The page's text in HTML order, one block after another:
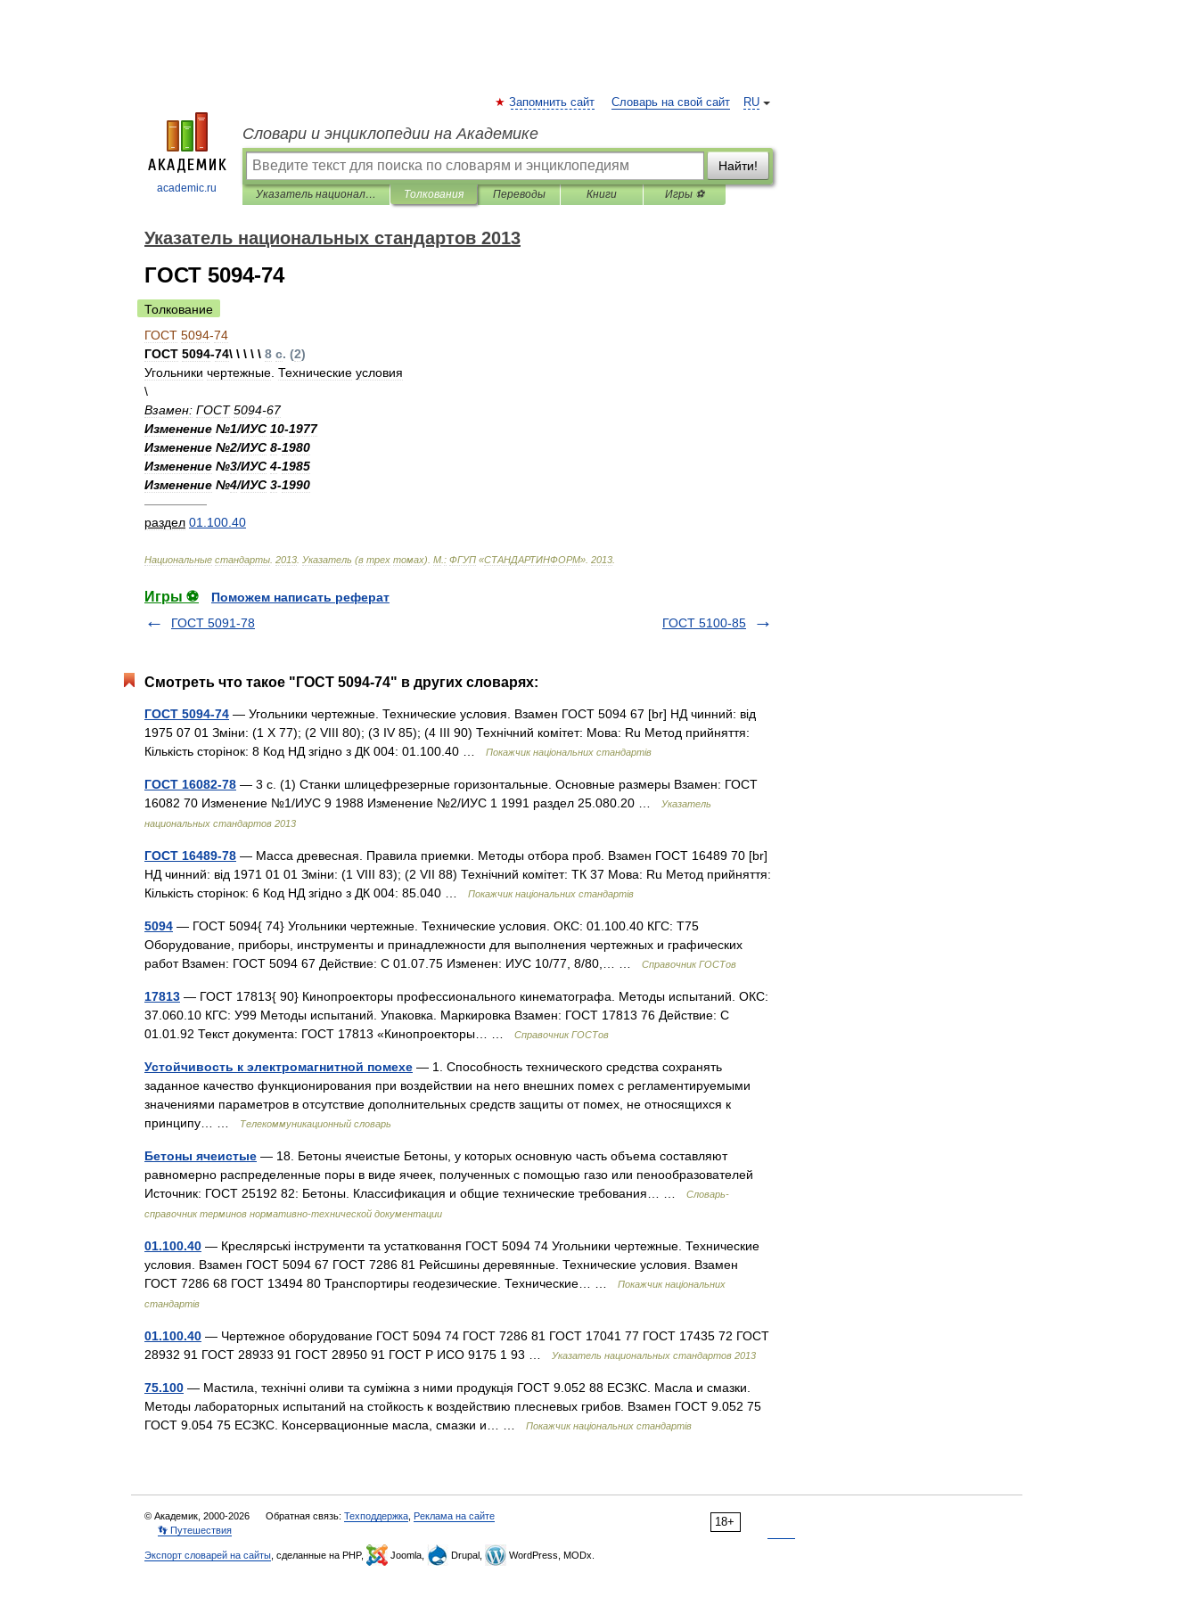
academic.ru
RU
Запомнить сайт Словарь на свой сайт
Словари и энциклопедии на Академике
Найти!
Указатель национальных стандартов 2013 Толкования Переводы Книги Игры ⚽
Указатель национальных стандартов 2013
ГОСТ 5094-74
Толкование
ГОСТ 5094-74
ГОСТ 5094-74\ \ \ \ \ 8 с. (2)
Угольники чертежные Технические условия
\
Взамен: ГОСТ 5094-67
Изменение №1/ИУС 10-1977
Изменение №2/ИУС 8-1980
Изменение №3/ИУС 4-1985
Изменение №4/ИУС 3-1990
—————
раздел 01 100 40
Национальные стандарты 2013 Указатель (в трех томах). М : ФГУП «СТАНДАРТИНФОРМ» 2013
Игры ⚽
Поможем написать реферат
ГОСТ 5091-78
ГОСТ 5100-85
Смотреть что такое "ГОСТ 5094-74" в других словарях:
ГОСТ 5094-74 — Угольники чертежные. Технические условия. Взамен ГОСТ 5094 67 [br] НД чинний: від
1975 07 01 Зміни: (1 X 77); (2 VIII 80); (3 IV 85); (4 III 90) Технічний комітет: Мова: Ru Метод прийняття:
Кількість сторінок: 8 Код НД згідно з ДК 004: 01.100.40 …
Покажчик національних стандартів
ГОСТ 16082-78 — 3 с. (1) Станки шлицефрезерные горизонтальные. Основные размеры Взамен: ГОСТ
16082 70 Изменение №1/ИУС 9 1988 Изменение №2/ИУС 1 1991 раздел 25.080.20 …
Указатель
национальных стандартов 2013
ГОСТ 16489-78 — Масса древесная. Правила приемки. Методы отбора проб. Взамен ГОСТ 16489 70 [br]
НД чинний: від 1971 01 01 Зміни: (1 VIII 83); (2 VII 88) Технічний комітет: ТК 37 Мова: Ru Метод прийняття:
Кількість сторінок: 6 Код НД згідно з ДК 004: 85.040 …
Покажчик національних стандартів
5094 — ГОСТ 5094{ 74} Угольники чертежные. Технические условия. ОКС: 01.100.40 КГС: Т75
Оборудование, приборы, инструменты и принадлежности для выполнения чертежных и графических
работ Взамен: ГОСТ 5094 67 Действие: С 01.07.75 Изменен: ИУС 10/77, 8/80,… …
Справочник ГОСТов
17813 — ГОСТ 17813{ 90} Кинопроекторы профессионального кинематографа. Методы испытаний. ОКС:
37.060.10 КГС: У99 Методы испытаний. Упаковка. Маркировка Взамен: ГОСТ 17813 76 Действие: С
01.01.92 Текст документа: ГОСТ 17813 «Кинопроекторы… …
Справочник ГОСТов
Устойчивость к электромагнитной помехе — 1. Способность технического средства сохранять
заданное качество функционирования при воздействии на него внешних помех с регламентируемыми
значениями параметров в отсутствие дополнительных средств защиты от помех, не относящихся к
принципу… …
Телекоммуникационный словарь
Бетоны ячеистые — 18. Бетоны ячеистые Бетоны, у которых основную часть объема составляют
равномерно распределенные поры в виде ячеек, полученных с помощью газо или пенообразователей
Источник: ГОСТ 25192 82: Бетоны. Классификация и общие технические требования… …
Словарь-
справочник терминов нормативно-технической документации
01.100.40 — Креслярські інструменти та устатковання ГОСТ 5094 74 Угольники чертежные. Технические
условия. Взамен ГОСТ 5094 67 ГОСТ 7286 81 Рейсшины деревянные. Технические условия. Взамен
ГОСТ 7286 68 ГОСТ 13494 80 Транспортиры геодезические. Технические… …
Покажчик національних
стандартів
01.100.40 — Чертежное оборудование ГОСТ 5094 74 ГОСТ 7286 81 ГОСТ 17041 77 ГОСТ 17435 72 ГОСТ
28932 91 ГОСТ 28933 91 ГОСТ 28950 91 ГОСТ Р ИСО 9175 1 93 …
Указатель национальных стандартов 2013
75.100 — Мастила, технічні оливи та суміжна з ними продукція ГОСТ 9.052 88 ЕСЗКС. Масла и смазки.
Методы лабораторных испытаний на стойкость к воздействию плесневых грибов. Взамен ГОСТ 9.052 75
ГОСТ 9.054 75 ЕСЗКС. Консервационные масла, смазки и… …
Покажчик національних стандартів
18+
© Академик, 2000-2026 Обратная связь: Техподдержка Реклама на сайте
👣 Путешествия
Экспорт словарей на сайты , сделанные на PHP, Joomla, Drupal, WordPress, MODx.